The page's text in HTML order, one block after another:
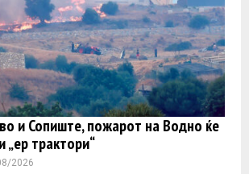
и Сопиште, пожарот на Водно ќе
„ер трактори“
2026